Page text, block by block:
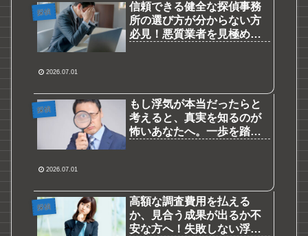
探偵
信頼できる健全な探偵事務
所の選び方が分からない方
必見！悪質業者を見極め浮
2026.07.01
探偵
もし浮気が本当だったらと
考えると、真実を知るのが
怖いあなたへ。一歩を踏み
2026.07.01
探偵
高額な調査費用を払える
か、見合う成果が出るか不
安な方へ！失敗しない浮気